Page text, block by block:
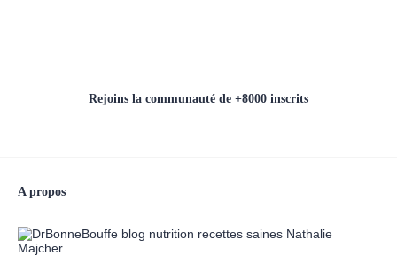
Rejoins la communauté de +8000 inscrits
A propos